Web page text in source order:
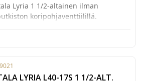
Lyria 1 1/2-altainen ilman
koripohjaventtiilillä.
ja 130mm.
LYRIA L40-17S 1 1/2-ALT.